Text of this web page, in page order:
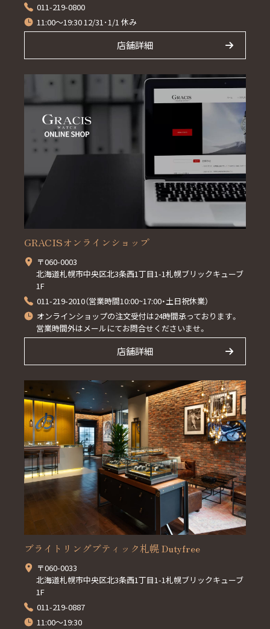
011-219-0800
11:00～19:30 12/31･1/1 休み
店舗詳細
GRACISオンラインショップ
〒060-0003
北海道札幌市中央区北3条西1丁目1-1札幌ブリックキューブ
1F
011-219-2010（営業時間10:00~17:00・土日祝休業）
オンラインショップの注文受付は24時間承っております。
営業時間外はメールにてお問合せくださいませ。
店舗詳細
ブライトリングブティック札幌 Dutyfree
〒060-0033
北海道札幌市中央区北3条西1丁目1-1札幌ブリックキューブ
1F
011-219-0887
11:00～19:30